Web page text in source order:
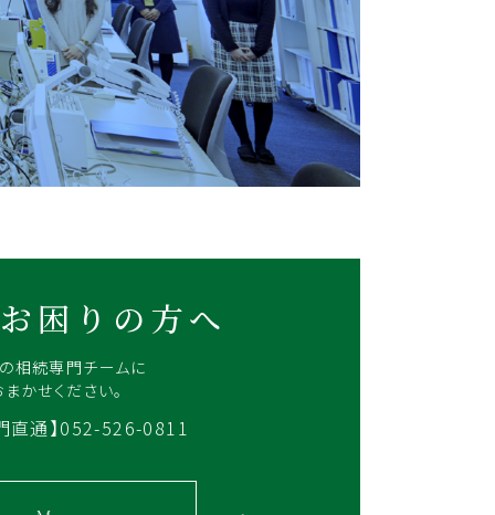
困りの方へ
相続専門チームに
かせください。
直通】052-526-0811